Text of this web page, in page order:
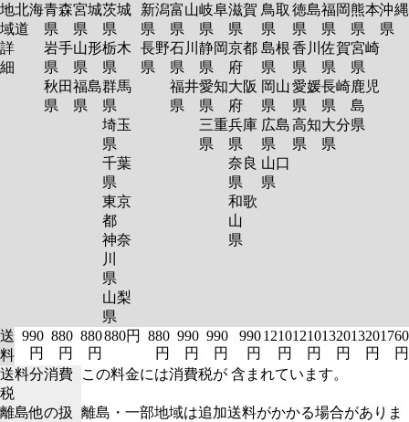
地
域
詳
細
北海
道
青森
県
岩手
県
秋田
県
宮城
県
山形
県
福島
県
茨城
県
栃木
県
群馬
県
埼玉
県
千葉
県
東京
都
神奈
川
県
山梨
県
新潟
県
長野
県
富山
県
石川
県
福井
県
岐阜
県
静岡
県
愛知
県
三重
県
滋賀
県
京都
府
大阪
府
兵庫
県
奈良
県
和歌
山
県
鳥取
県
島根
県
岡山
県
広島
県
山口
県
徳島
県
香川
県
愛媛
県
高知
県
福岡
県
佐賀
県
長崎
県
大分
県
熊本
県
宮崎
県
鹿児
島
県
沖縄
県
送
料
990
円
880
円
880
円
880円
880
円
990
円
990
円
990
円
1210
円
1210
円
1320
円
1320
円
1760
円
送料分消費
税
この料金には消費税が 含まれています。
離島他の扱
離島・一部地域は追加送料がかかる場合がありま